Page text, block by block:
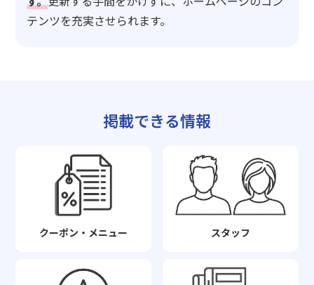
テンツを充実させられます。
掲載できる情報
クーポン・メニュー スタッフ